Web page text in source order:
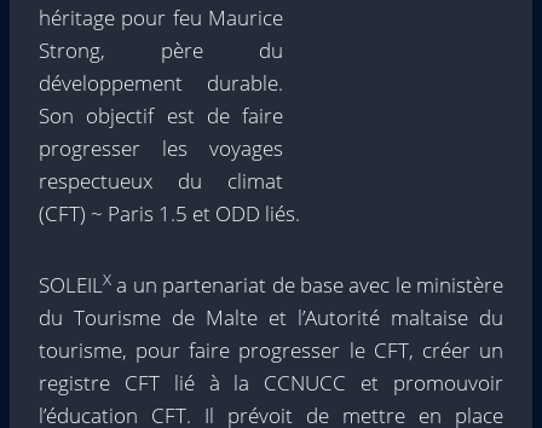
héritage pour feu Maurice
Strong, père du
développement durable.
Son objectif est de faire
progresser les voyages
respectueux du climat
(CFT) ~ Paris 1.5 et ODD liés.
SOLEILX a un partenariat de base avec le ministère
du Tourisme de Malte et l’Autorité maltaise du
tourisme, pour faire progresser le CFT, créer un
registre CFT lié à la CCNUCC et promouvoir
l’éducation CFT. Il prévoit de mettre en place